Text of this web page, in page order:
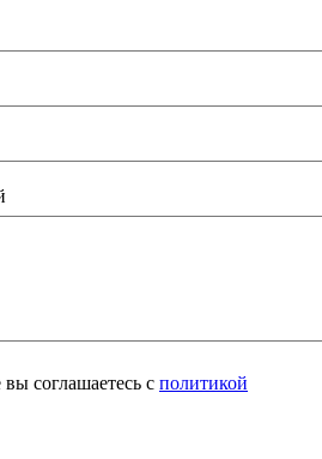
соглашаетесь с политикой